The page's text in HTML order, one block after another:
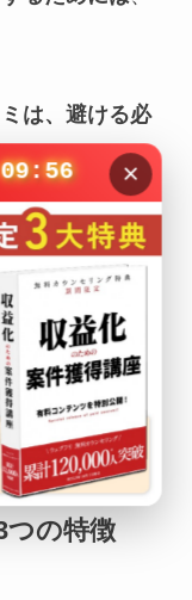
は、避ける必
ある場合は、
アントとの長
す。
つの特徴
09:55 ×